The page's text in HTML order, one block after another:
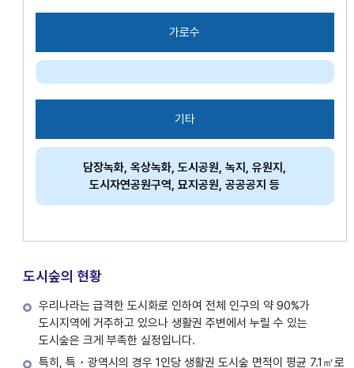
가로수
기타
담장녹화, 옥상녹화, 도시공원, 녹지, 유원지,
도시자연공원구역, 묘지공원, 공공공지 등
도시숲의 현황
우리나라는 급격한 도시화로 인하여 전체 인구의 약 90%가
도시지역에 거주하고 있으나 생활권 주변에서 누릴 수 있는
도시숲은 크게 부족한 실정입니다.
특히, 특・광역시의 경우 1인당 생활권 도시숲 면적이 평균 7.1㎡로